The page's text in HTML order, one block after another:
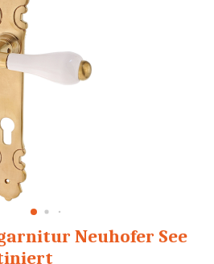
Neuhofer See